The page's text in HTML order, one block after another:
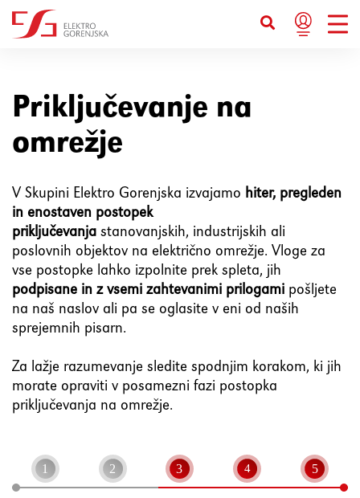
Priključevanje na
omrežje
V Skupini Elektro Gorenjska izvajamo hiter, pregleden
in enostaven postopek
priključevanja stanovanjskih, industrijskih ali
poslovnih objektov na električno omrežje. Vloge za
vse postopke lahko izpolnite prek spleta, jih
podpisane in z vsemi zahtevanimi prilogami pošljete
na naš naslov ali pa se oglasite v eni od naših
sprejemnih pisarn.
Za lažje razumevanje sledite spodnjim korakom, ki jih
morate opraviti v posamezni fazi postopka
priključevanja na omrežje.
s tipkovnico
Prikaže možnosti dostopnosti
Prikaže kazalo strani
Skoči na glavno vsebino
Vrne se na domačo stran
Zapre pojavno okno / meni
element
Premakne fokus na prejšnji
Potrdi/klikne fokusiran